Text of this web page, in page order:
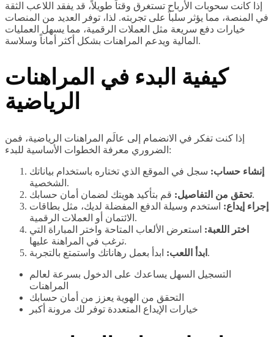
إذا كانت سحوبات الأرباح تستغرق وقتاً طويلاً، قد يفقد اللاعب الثقة
في المنصة، مما يؤثر سلباً على تجربته. لذا، توفر العديد من المنصات
خيارات دفع سريعة مثل العملات الرقمية، مما يسهل العمليات
المالية ويدعم المراهنات بشكل أكثر أماناً وسلاسة.
كيفية البدء في المراهنات
الرياضية
إذا كنت تفكر في الانضمام إلى عالَم المراهنات الرياضية، فمن
الضروري معرفة الخطوات الأساسية للبدء:
إنشاء حساب: سجل في الموقع الذي تختاره باستخدام بياناتك
الشخصية.
تحقق من التفاصيل:قم بتأكيد هويتك لضمان أمان حسابك.
إجراء إيداع: استخدم وسيلة الدفع المفضلة لديك، مثل بطاقات
الائتمان أو العملات الرقمية.
اختر اللعبة: استعرض الألعاب المتاحة واختر المباراة التي
ترغب في المراهنة عليها.
ابدأ اللعب: ابدأ بعمل رهاناتك واستمتع بالتجربة.
التسجيل السهل يساعدك على الدخول بسرعة لعالم
المراهنات
التحقق من الهوية يعزز من أمان حسابك
خيارات الإيداع المتعددة توفر لك مرونة أكبر